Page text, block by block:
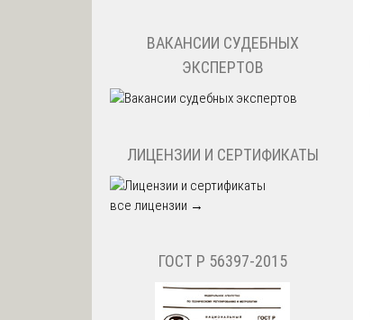
ВАКАНСИИ СУДЕБНЫХ
ЭКСПЕРТОВ
ЛИЦЕНЗИИ И СЕРТИФИКАТЫ
все лицензии →
ГОСТ Р 56397-2015